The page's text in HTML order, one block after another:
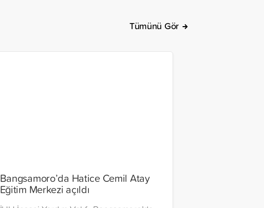
Tümünü Gör
Bangsamoro’da Hatice Cemil Atay
Eğitim Merkezi açıldı